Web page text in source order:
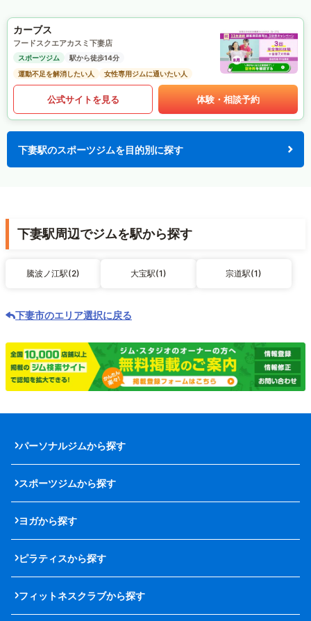
カーブス
フードスクエアカスミ下妻店
スポーツジム
駅から徒歩14分
運動不足を解消したい人
女性専用ジムに通いたい人
公式サイトを見る 体験・相談予約
下妻駅のスポーツジムを目的別に探す
下妻駅周辺でジムを駅から探す
騰波ノ江駅(2) 大宝駅(1) 宗道駅(1)
下妻市のエリア選択に戻る
パーソナルジムから探す
スポーツジムから探す
ヨガから探す
ピラティスから探す
フィットネスクラブから探す